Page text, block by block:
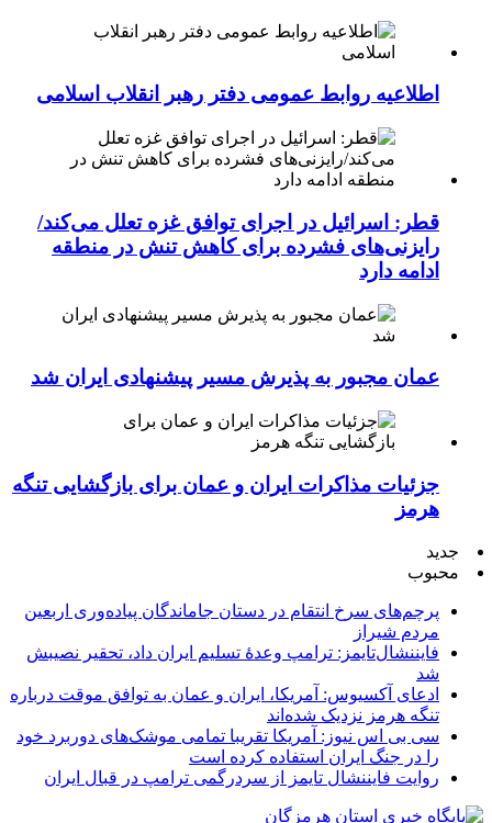
اطلاعیه روابط عمومی دفتر رهبر انقلاب اسلامی
قطر: اسرائیل در اجرای توافق غزه تعلل می‌کند/
رایزنی‌های فشرده برای کاهش تنش در منطقه
ادامه دارد
عمان مجبور به پذیرش مسیر پیشنهادی ایران شد
جزئیات مذاکرات ایران و عمان برای بازگشایی تنگه
هرمز
جدید
محبوب
پرچم‌های سرخ انتقام در دستان جاماندگان پیاده‌وری اربعین
مردم شیراز
فایننشال‌تایمز: ترامپ وعدۀ تسلیم ایران داد، تحقیر نصیبش
شد
ادعای آکسیوس: آمریکا، ایران و عمان به توافق موقت درباره
تنگه هرمز نزدیک شده‌اند
سی بی اس نیوز: آمریکا تقریبا تمامی موشک‌های دوربرد خود
را در جنگ ایران استفاده کرده است
روایت فایننشال تایمز از سردرگمی ترامپ در قبال ایران